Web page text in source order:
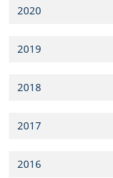
2020
2019
2018
2017
2016